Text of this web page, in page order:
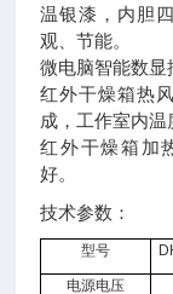
温银漆，内胆
观、节能。
微电脑智能数显
红外干燥箱热
成，工作室内温
红外干燥箱加
好。
技术参数：
型号
电源电压